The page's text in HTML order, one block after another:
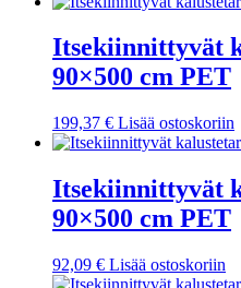
Itsekiinnittyvät
90×500 cm PET
199,37 € Lisää ostoskoriin
Itsekiinnittyvät
90×500 cm PET
92,09 € Lisää ostoskoriin